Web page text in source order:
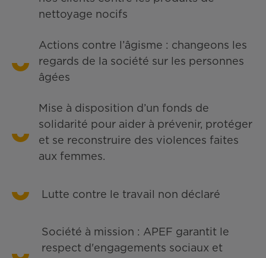
nettoyage nocifs
Actions contre l’âgisme : changeons les
regards de la société sur les personnes
âgées
Mise à disposition d’un fonds de
solidarité pour aider à prévenir, protéger
et se reconstruire des violences faites
aux femmes.
Lutte contre le travail non déclaré
Société à mission : APEF garantit le
respect d'engagements sociaux et